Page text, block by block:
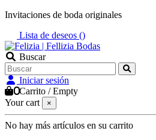
Invitaciones de boda originales
Lista de deseos ()
Buscar
Iniciar sesión
0Carrito /Empty
Your cart
×
No hay más artículos en su carrito